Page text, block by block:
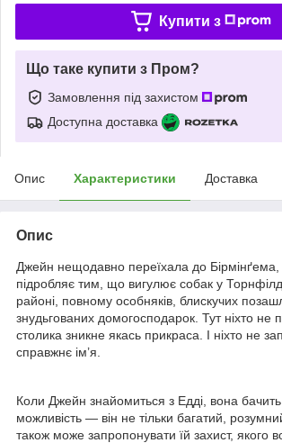
Купити з
Що таке купити з Пром?
Замовлення під захистом
Доступна доставка
Опис Характеристики Доставка
Опис
Джейн нещодавно переїхала до
підробляє тим, що вигулює собак у
районі, повному особняків, блискучих
знудьгованих домогосподарок. Тут ніхто не
столика зникне якась прикраса. І ніхто не
справжнє ім’я.
Коли Джейн знайомиться з Едді, вона
можливість — він не тільки багатий,
також може запропонувати їй захист, якого